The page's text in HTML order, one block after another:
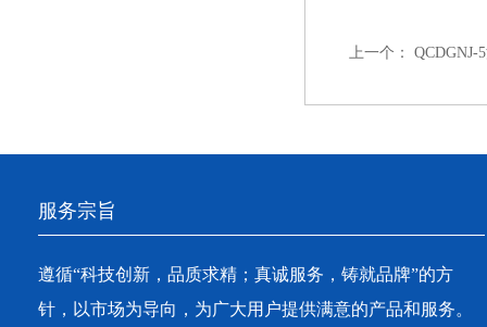
上一个： QCDGNJ-
服务宗旨
遵循“科技创新，品质求精；真诚服务，铸就品牌”的方
针，以市场为导向，为广大用户提供满意的产品和服务。